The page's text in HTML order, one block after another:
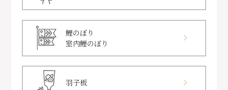
鯉のぼり
室内鯉のぼり
羽子板